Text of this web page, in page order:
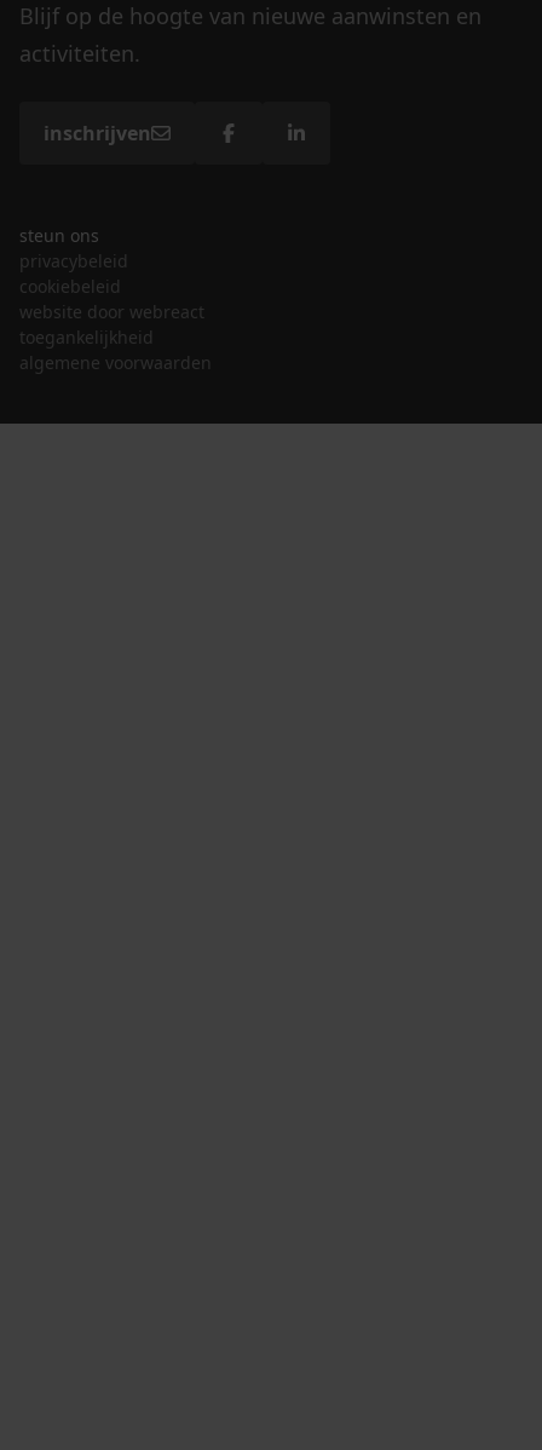
Blijf op de hoogte van nieuwe aanwinsten en
activiteiten.
inschrijven
steun ons
privacybeleid
cookiebeleid
website door webreact
toegankelijkheid
algemene voorwaarden